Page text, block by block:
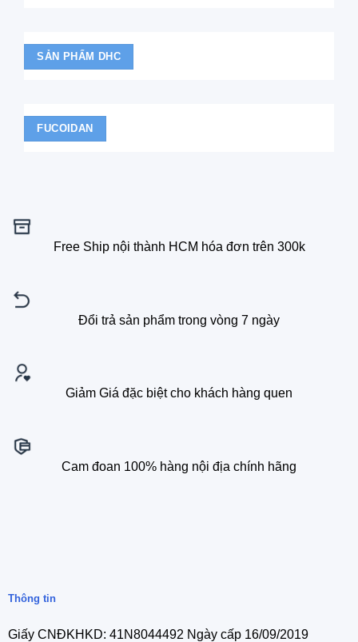
SẢN PHẨM DHC
FUCOIDAN
Free Ship nội thành HCM hóa đơn trên 300k
Đổi trả sản phẩm trong vòng 7 ngày
Giảm Giá đặc biệt cho khách hàng quen
Cam đoan 100% hàng nội địa chính hãng
Thông tin
Giấy CNĐKHKD: 41N8044492 Ngày cấp 16/09/2019